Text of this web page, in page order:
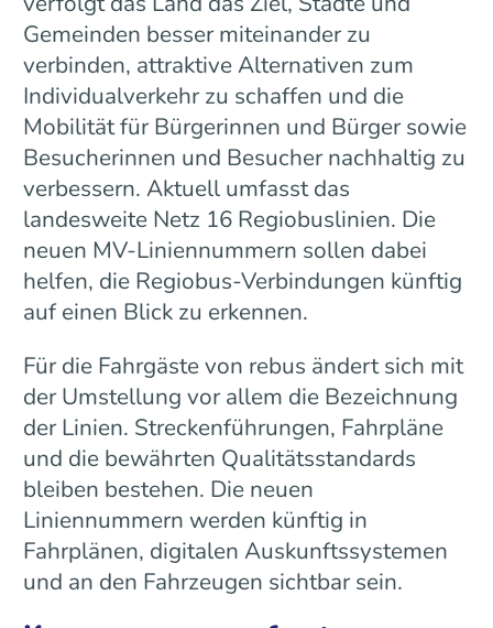
Gemeinden besser miteinander zu
verbinden, attraktive Alternativen zum
Individualverkehr zu schaffen und die
Mobilität für Bürgerinnen und Bürger sowie
Besucherinnen und Besucher nachhaltig zu
verbessern. Aktuell umfasst das
landesweite Netz 16 Regiobuslinien. Die
neuen MV-Liniennummern sollen dabei
helfen, die Regiobus-Verbindungen künftig
auf einen Blick zu erkennen.
Für die Fahrgäste von rebus ändert sich mit
der Umstellung vor allem die Bezeichnung
der Linien. Streckenführungen, Fahrpläne
und die bewährten Qualitätsstandards
bleiben bestehen. Die neuen
Liniennummern werden künftig in
Fahrplänen, digitalen Auskunftssystemen
und an den Fahrzeugen sichtbar sein.